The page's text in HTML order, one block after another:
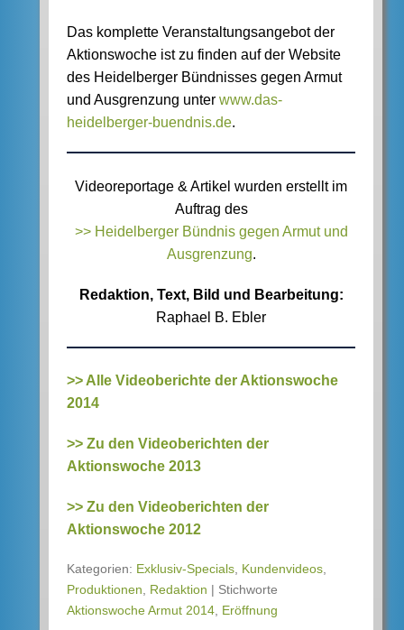
Das komplette Veranstaltungsangebot der
Aktionswoche ist zu finden auf der Website
des Heidelberger Bündnisses gegen Armut
und Ausgrenzung unter www.das-
heidelberger-buendnis.de.
Videoreportage & Artikel wurden erstellt im
Auftrag des
>> Heidelberger Bündnis gegen Armut und
Ausgrenzung.
Redaktion, Text, Bild und Bearbeitung:
Raphael B. Ebler
>> Alle Videoberichte der Aktionswoche
2014
>> Zu den Videoberichten der
Aktionswoche 2013
>> Zu den Videoberichten der
Aktionswoche 2012
Kategorien: Exklusiv-Specials Kundenvideos
Produktionen
Redaktion | Stichworte
Aktionswoche Armut 2014 Eröffnung